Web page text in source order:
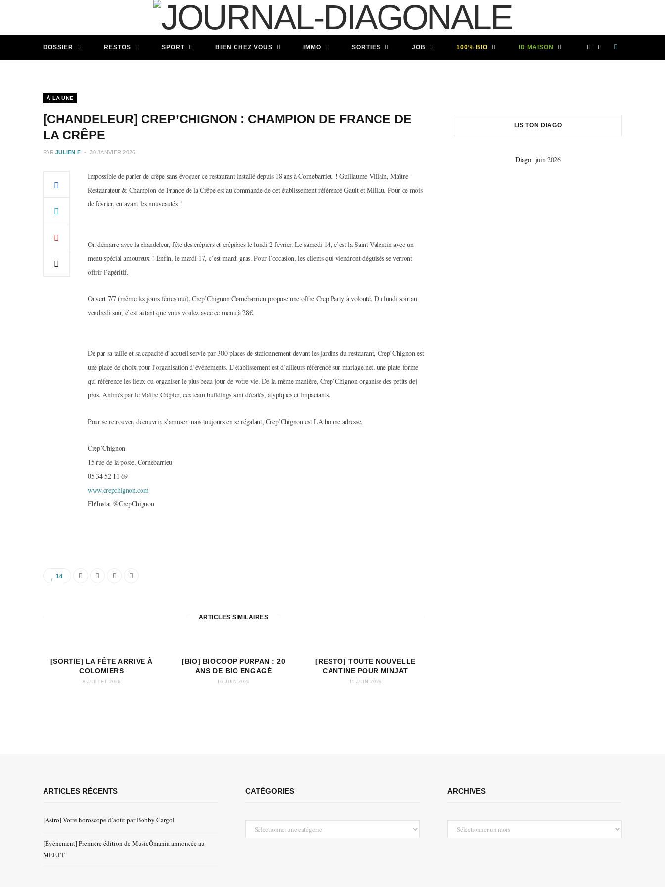
F I
DOSSIER RESTOS SPORT BIEN CHEZ VOUS IMMO SORTIES JOB 100% BIO ID MAISON
À LA UNE
[CHANDELEUR] CREP’CHIGNON : CHAMPION DE FRANCE DE
LA CRÊPE
PAR JULIEN F 30 JANVIER 2026
Impossible de parler de crêpe sans évoquer ce restaurant installé depuis 18 ans à Cornebarrieu ! Guillaume Villain, Maître
Restaurateur & Champion de France de la Crêpe est au commande de cet établissement référencé Gault et Millau. Pour ce mois
de février, en avant les nouveautés !
On démarre avec la chandeleur, fête des crêpiers et crêpières le lundi 2 février. Le samedi 14, c’est la Saint Valentin avec un
menu spécial amoureux ! Enfin, le mardi 17, c’est mardi gras. Pour l’occasion, les clients qui viendront déguisés se verront
offrir l’apéritif.
Ouvert 7/7 (même les jours féries oui), Crep’Chignon Cornebarrieu propose une offre Crep Party à volonté. Du lundi soir au
vendredi soir, c’est autant que vous voulez avec ce menu à 28€.
De par sa taille et sa capacité d’accueil servie par 300 places de stationnement devant les jardins du restaurant, Crep’Chignon est
une place de choix pour l’organisation d’événements. L’établissement est d’ailleurs référencé sur mariage.net, une plate-forme
qui référence les lieux ou organiser le plus beau jour de votre vie. De la même manière, Crep’Chignon organise des petits dej
pros, Animés par le Maître Crêpier, ces team buildings sont décalés, atypiques et impactants.
Pour se retrouver, découvrir, s’amuser mais toujours en se régalant, Crep’Chignon est LA bonne adresse.
Crep’Chignon
15 rue de la poste, Cornebarrieu
05 34 52 11 69
www.crepchignon.com
Fb/Insta: @CrepChignon
14
ARTICLES SIMILAIRES
[SORTIE] LA FÊTE ARRIVE À
COLOMIERS
8 JUILLET 2026
[BIO] BIOCOOP PURPAN : 20
ANS DE BIO ENGAGÉ
16 JUIN 2026
[RESTO] TOUTE NOUVELLE
CANTINE POUR MINJAT
11 JUIN 2026
LIS TON DIAGO
Diago juin 2026
ARTICLES RÉCENTS
[Astro] Votre horoscope d’août par Bobby Cargol
[Évènement] Première édition de MusicÔmania annoncée au
MEETT
CATÉGORIES
Catégories
ARCHIVES
Archives